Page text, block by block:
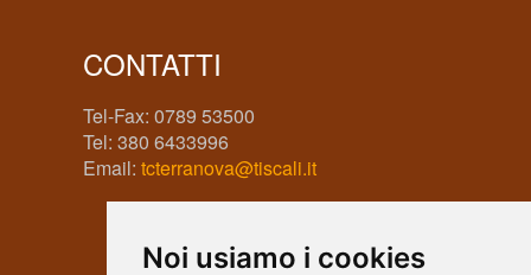
Noi usiamo i cookies
CONTATTI
Tel-Fax: 0789 53500
Tel: 380 6433996
Email: tcterranova@tiscali.it